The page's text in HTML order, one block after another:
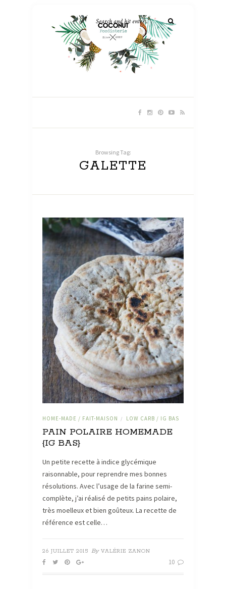
Browsing Tag:
GALETTE
HOME-MADE / FAIT-MAISON / LOW CARB / IG BAS
PAIN POLAIRE HOMEMADE
{IG BAS}
Un petite recette à indice glycémique
raisonnable, pour reprendre mes bonnes
résolutions. Avec l’usage de la farine semi-
complète, j’ai réalisé de petits pains polaire,
très moelleux et bien goûteux. La recette de
référence est celle…
26 JUILLET 2015 By VALÉRIE ZANON
10